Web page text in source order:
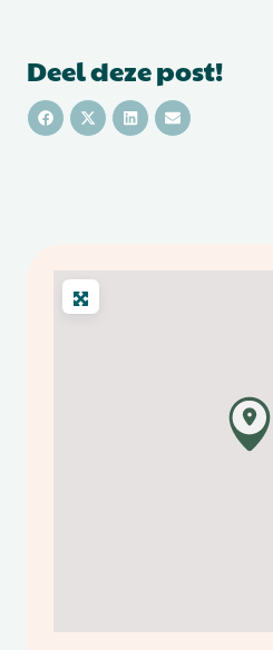
Deel deze post!